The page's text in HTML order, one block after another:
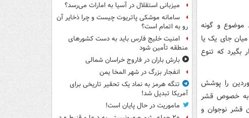
موضوع و گونه
جای یک یا
بگیرد که تنوع
را پوشش
و به خصوص قشر
قشر نوجوان و
میزبانی استقلال در آسیا به امارات می‌رسد؟
سامانه موشکی پاتریوت چیست و چرا ذخایر آن
رو به اتمام است؟
امنیت خلیج فارس باید به دست کشورهای
منطقه تأمین شود
بارش باران در فاروج خراسان شمالی
انفجار بزرگ در شهر المخا یمن
تنگه هرمز به نماد یک تحقیر تاریخی برای
آمریکا تبدیل شد!
ماموریت در حال پایان است!